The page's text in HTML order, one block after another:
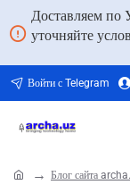
Доставляем по
уточняйте
Войти с Telegram
Блог сайта